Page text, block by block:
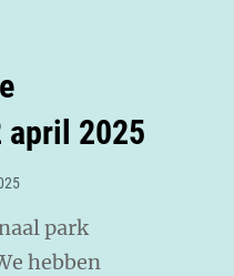
april 2025
park
hebben